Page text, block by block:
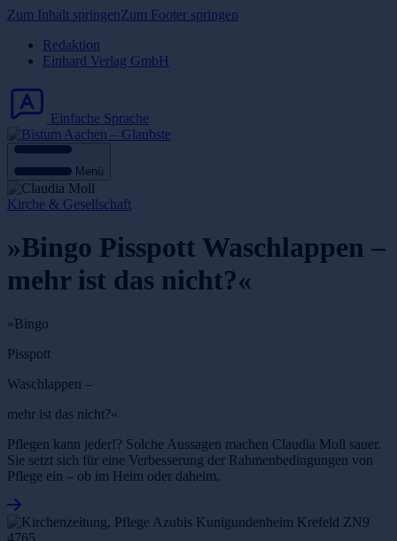
Zum Inhalt springenZum Footer springen
Redaktion
Einhard Verlag GmbH
Einfache Sprache
Menü
Kirche & Gesellschaft
»Bingo Pisspott Waschlappen –
mehr ist das nicht?«
»Bingo
Pisspott
Waschlappen –
mehr ist das nicht?«
Pflegen kann jeder!? Solche Aussagen machen Claudia Moll sauer.
Sie setzt sich für eine Verbesserung der Rahmenbedingungen von
Pflege ein – ob im Heim oder daheim.